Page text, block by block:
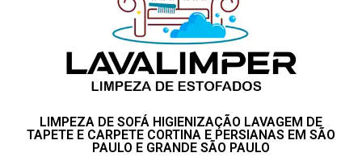
LIMPEZA DE SOFÁ HIGIENIZAÇÃO LAVAGEM DE
TAPETE E CARPETE CORTINA E PERSIANAS EM SÃO
PAULO E GRANDE SÃO PAULO